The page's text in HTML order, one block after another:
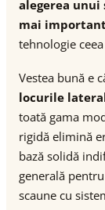
alegerea
mai
tehnologie
Vestea bună e
locurile
toată gama
rigidă elimină
bază solidă
generală
scaune cu